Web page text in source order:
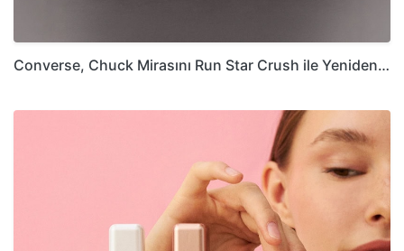
Converse, Chuck Mirasını Run Star Crush ile Yeniden…